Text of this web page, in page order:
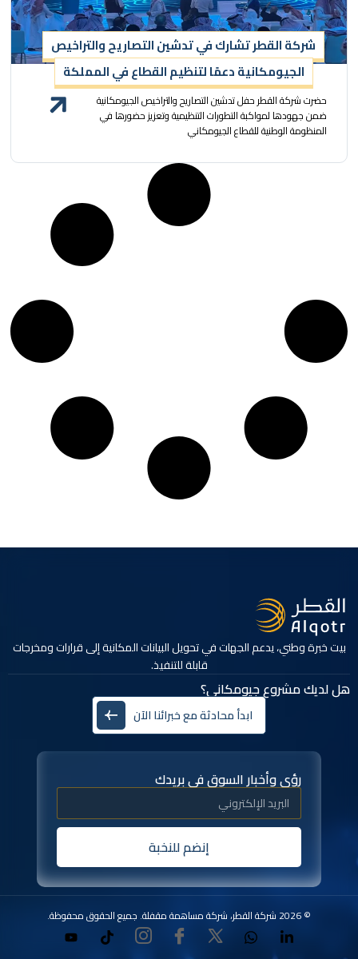
شركة القطر تشارك في تدشين التصاريح والتراخيص
الجيومكانية دعمًا لتنظيم القطاع في المملكة
حضرت شركة القطر حفل تدشين التصاريح والتراخيص الجيومكانية
ضمن جهودها لمواكبة التطورات التنظيمية وتعزيز حضورها في
المنظومة الوطنية للقطاع الجيومكاني
بيت خبرة وطني، يدعم الجهات في تحويل البيانات المكانية إلى قرارات ومخرجات
قابلة للتنفيذ.
هل لديك مشروع جيومكاني؟
ابدأ محادثة مع خبرائنا الآن
رؤى وأخبار السوق في بريدك
إنضم للنخبة
© 2026 شركة القطر، شركة مساهمة مقفلة. جميع الحقوق محفوظة.